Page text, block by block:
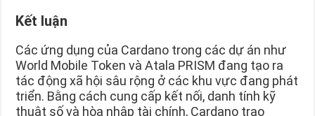
Kết luận
Các ứng dụng của Cardano trong các dự án như
World Mobile Token và Atala PRISM đang tạo ra
tác động xã hội sâu rộng ở các khu vực đang phát
triển. Bằng cách cung cấp kết nối, danh tính kỹ
thuật số và hòa nhập tài chính, Cardano trao